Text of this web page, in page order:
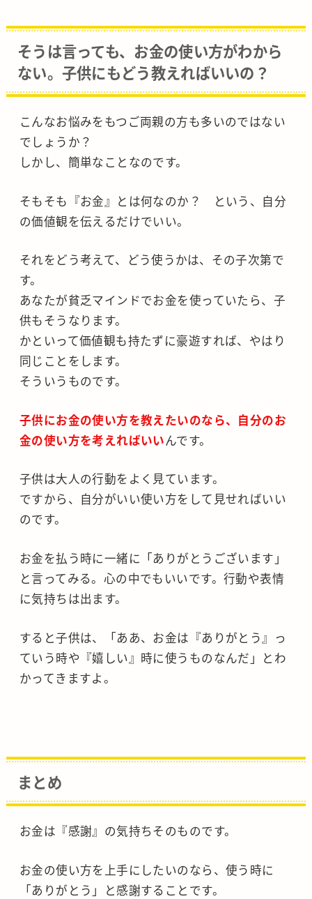
そうは言っても、お金の使い方がわから
ない。子供にもどう教えればいいの？
こんなお悩みをもつご両親の方も多いのではない
でしょうか？
しかし、簡単なことなのです。
そもそも『お金』とは何なのか？ という、自分
の価値観を伝えるだけでいい。
それをどう考えて、どう使うかは、その子次第で
す。
あなたが貧乏マインドでお金を使っていたら、子
供もそうなります。
かといって価値観も持たずに豪遊すれば、やはり
同じことをします。
そういうものです。
子供にお金の使い方を教えたいのなら、自分のお
金の使い方を考えればいいんです。
子供は大人の行動をよく見ています。
ですから、自分がいい使い方をして見せればいい
のです。
お金を払う時に一緒に「ありがとうございます」
と言ってみる。心の中でもいいです。行動や表情
に気持ちは出ます。
すると子供は、「ああ、お金は『ありがとう』っ
ていう時や『嬉しい』時に使うものなんだ」とわ
かってきますよ。
まとめ
お金は『感謝』の気持ちそのものです。
お金の使い方を上手にしたいのなら、使う時に
「ありがとう」と感謝することです。